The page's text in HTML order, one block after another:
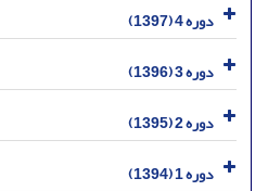
دوره 4 (1397)
دوره 3 (1396)
دوره 2 (1395)
دوره 1 (1394)